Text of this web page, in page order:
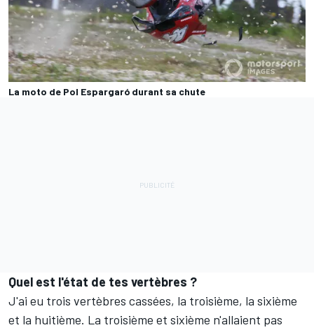
La moto de Pol Espargaró durant sa chute
Quel est l'état de tes vertèbres ?
J'ai eu trois vertèbres cassées, la troisième, la sixième
et la huitième. La troisième et sixième n'allaient pas